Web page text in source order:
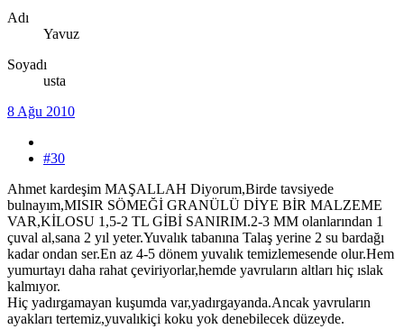
Adı
Yavuz
Soyadı
usta
8 Ağu 2010
#30
Ahmet kardeşim MAŞALLAH Diyorum,Birde tavsiyede
bulnayım,MISIR SÖMEĞİ GRANÜLÜ DİYE BİR MALZEME
VAR,KİLOSU 1,5-2 TL GİBİ SANIRIM.2-3 MM olanlarından 1
çuval al,sana 2 yıl yeter.Yuvalık tabanına Talaş yerine 2 su bardağı
kadar ondan ser.En az 4-5 dönem yuvalık temizlemesende olur.Hem
yumurtayı daha rahat çeviriyorlar,hemde yavruların altları hiç ıslak
kalmıyor.
Hiç yadırgamayan kuşumda var,yadırgayanda.Ancak yavruların
ayakları tertemiz,yuvalıkiçi koku yok denebilecek düzeyde.